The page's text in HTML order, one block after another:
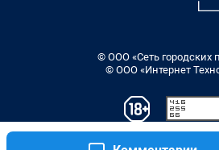
© ООО «Сеть городских
© ООО «Интернет